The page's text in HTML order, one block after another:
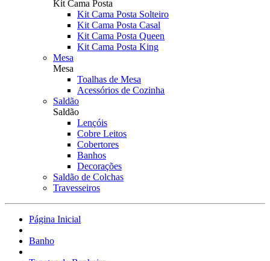
Kit Cama Posta
Kit Cama Posta Solteiro
Kit Cama Posta Casal
Kit Cama Posta Queen
Kit Cama Posta King
Mesa
Mesa
Toalhas de Mesa
Acessórios de Cozinha
Saldão
Saldão
Lençóis
Cobre Leitos
Cobertores
Banhos
Decorações
Saldão de Colchas
Travesseiros
Página Inicial
Banho